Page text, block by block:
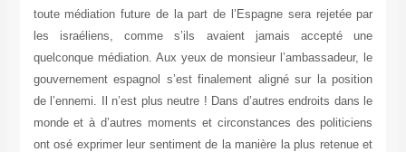
toute médiation future de la part de l’Espagne sera rejetée par
les israéliens, comme s’ils avaient jamais accepté une
quelconque médiation. Aux yeux de monsieur l’ambassadeur, le
gouvernement espagnol s’est finalement aligné sur la position
de l’ennemi. Il n’est plus neutre ! Dans d’autres endroits dans le
monde et à d’autres moments et circonstances des politiciens
ont osé exprimer leur sentiment de la manière la plus retenue et